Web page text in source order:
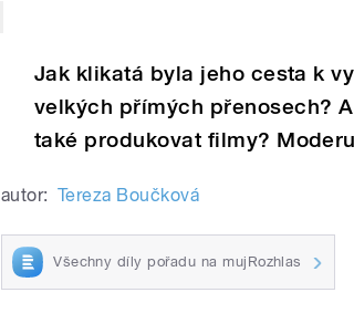
Jak klikatá byla jeho cesta k
velkých přímých přenosech?
také produkovat filmy?
autor: Tereza Boučková
Všechny díly pořadu na mujRozhlas